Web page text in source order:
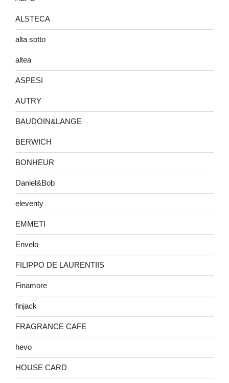
ALSTECA
alta sotto
altea
ASPESI
AUTRY
BAUDOIN&LANGE
BERWICH
BONHEUR
Daniel&Bob
eleventy
EMMETI
Envelo
FILIPPO DE LAURENTIIS
Finamore
finjack
FRAGRANCE CAFE
hevo
HOUSE CARD